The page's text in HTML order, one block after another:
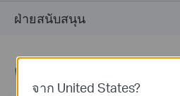
ฝ่ายสนับสนุน
ติดตามข้อมูลข่าวสาร
จาก United States?